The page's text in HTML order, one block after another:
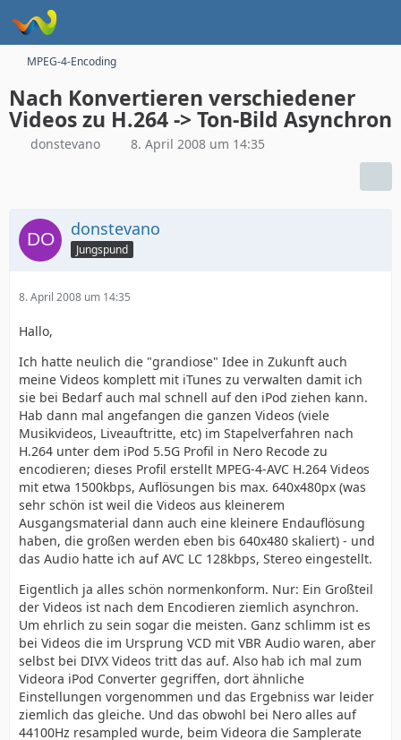
MPEG-4-Encoding
Nach Konvertieren verschiedener
Videos zu H.264 -> Ton-Bild Asynchron
donstevano 8. April 2008 um 14:35
donstevano
Jungspund
8. April 2008 um 14:35
Hallo,
Ich hatte neulich die "grandiose" Idee in Zukunft auch
meine Videos komplett mit iTunes zu verwalten damit ich
sie bei Bedarf auch mal schnell auf den iPod ziehen kann.
Hab dann mal angefangen die ganzen Videos (viele
Musikvideos, Liveauftritte, etc) im Stapelverfahren nach
H.264 unter dem iPod 5.5G Profil in Nero Recode zu
encodieren; dieses Profil erstellt MPEG-4-AVC H.264 Videos
mit etwa 1500kbps, Auflösungen bis max. 640x480px (was
sehr schön ist weil die Videos aus kleinerem
Ausgangsmaterial dann auch eine kleinere Endauflösung
haben, die großen werden eben bis 640x480 skaliert) - und
das Audio hatte ich auf AVC LC 128kbps, Stereo eingestellt.
Eigentlich ja alles schön normenkonform. Nur: Ein Großteil
der Videos ist nach dem Encodieren ziemlich asynchron.
Um ehrlich zu sein sogar die meisten. Ganz schlimm ist es
bei Videos die im Ursprung VCD mit VBR Audio waren, aber
selbst bei DIVX Videos tritt das auf. Also hab ich mal zum
Videora iPod Converter gegriffen, dort ähnliche
Einstellungen vorgenommen und das Ergebniss war leider
ziemlich das gleiche. Und das obwohl bei Nero alles auf
44100Hz resampled wurde, beim Videora die Samplerate